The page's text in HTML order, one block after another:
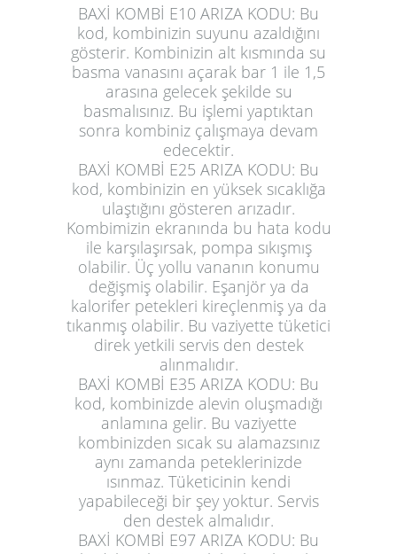
BAXİ KOMBİ E10 ARIZA KODU: Bu
kod, kombinizin suyunu azaldığını
gösterir. Kombinizin alt kısmında su
basma vanasını açarak bar 1 ile 1,5
arasına gelecek şekilde su
basmalısınız. Bu işlemi yaptıktan
sonra kombiniz çalışmaya devam
edecektir.
BAXİ KOMBİ E25 ARIZA KODU: Bu
kod, kombinizin en yüksek sıcaklığa
ulaştığını gösteren arızadır.
Kombimizin ekranında bu hata kodu
ile karşılaşırsak, pompa sıkışmış
olabilir. Üç yollu vananın konumu
değişmiş olabilir. Eşanjör ya da
kalorifer petekleri kireçlenmiş ya da
tıkanmış olabilir. Bu vaziyette tüketici
direk yetkili servis den destek
alınmalıdır.
BAXİ KOMBİ E35 ARIZA KODU: Bu
kod, kombinizde alevin oluşmadığı
anlamına gelir. Bu vaziyette
kombinizden sıcak su alamazsınız
aynı zamanda peteklerinizde
ısınmaz. Tüketicinin kendi
yapabileceği bir şey yoktur. Servis
den destek almalıdır.
BAXİ KOMBİ E97 ARIZA KODU: Bu